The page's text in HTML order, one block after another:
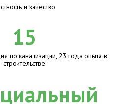
и качество
15
по канализации, 23 года опыта в
строительстве